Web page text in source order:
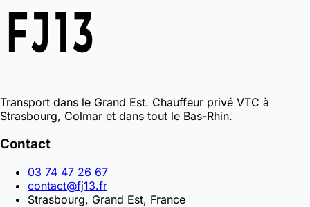
Transport dans le Grand Est. Chauffeur privé VTC à
Strasbourg, Colmar et dans tout le Bas-Rhin.
Contact
03 74 47 26 67
contact@fj13.fr
Strasbourg, Grand Est, France